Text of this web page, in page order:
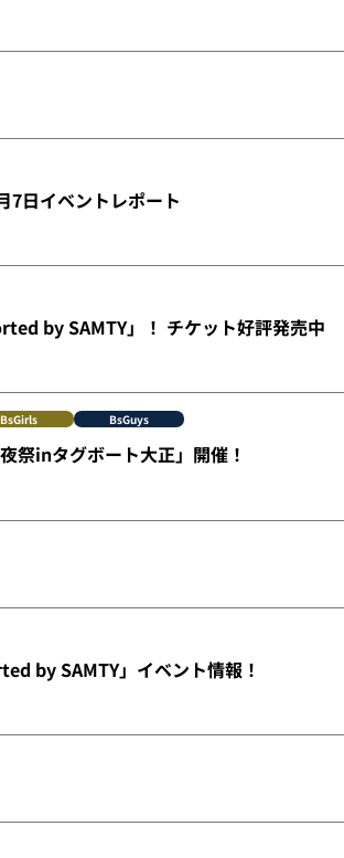
7日イベントレポート
by SAMTY」！ チケット好評発売中
BsGirls BsGuys
祭inタグボート大正」開催！
by SAMTY」イベント情報！